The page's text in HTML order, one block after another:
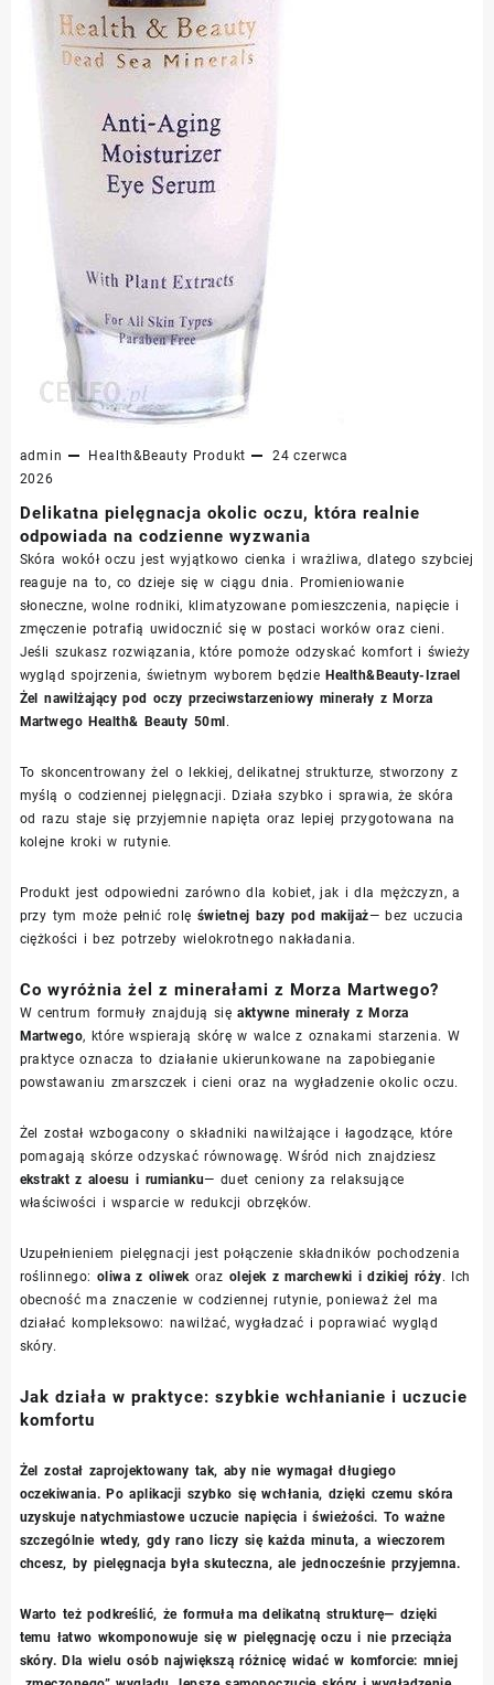
admin Health&Beauty Produkt
24 czerwca
2026
Delikatna pielęgnacja okolic oczu, która realnie
odpowiada na codzienne wyzwania
Skóra wokół oczu jest wyjątkowo cienka i wrażliwa, dlatego szybciej
reaguje na to, co dzieje się w ciągu dnia. Promieniowanie
słoneczne, wolne rodniki, klimatyzowane pomieszczenia, napięcie i
zmęczenie potrafią uwidocznić się w postaci worków oraz cieni.
Jeśli szukasz rozwiązania, które pomoże odzyskać komfort i świeży
wygląd spojrzenia, świetnym wyborem będzieHealth&Beauty-Izrael
Żel nawilżający pod oczy przeciwstarzeniowy minerały z Morza
Martwego Health& Beauty 50ml.
To skoncentrowany żel o lekkiej, delikatnej strukturze, stworzony z
myślą o codziennej pielęgnacji. Działa szybko i sprawia, że skóra
od razu staje się przyjemnie napięta oraz lepiej przygotowana na
kolejne kroki w rutynie.
Produkt jest odpowiedni zarówno dla kobiet, jak i dla mężczyzn, a
przy tym może pełnić rolę świetnej bazy pod makijaż— bez uczucia
ciężkości i bez potrzeby wielokrotnego nakładania.
Co wyróżnia żel z minerałami z Morza Martwego?
W centrum formuły znajdują sięaktywne minerały z Morza
Martwego, które wspierają skórę w walce z oznakami starzenia. W
praktyce oznacza to działanie ukierunkowane na zapobieganie
powstawaniu zmarszczek i cieni oraz na wygładzenie okolic oczu.
Żel został wzbogacony o składniki nawilżające i łagodzące, które
pomagają skórze odzyskać równowagę. Wśród nich znajdziesz
ekstrakt z aloesu i rumianku— duet ceniony za relaksujące
właściwości i wsparcie w redukcji obrzęków.
Uzupełnieniem pielęgnacji jest połączenie składników pochodzenia
roślinnego: oliwa z oliwek oraz olejek z marchewki i dzikiej róży. Ich
obecność ma znaczenie w codziennej rutynie, ponieważ żel ma
działać kompleksowo: nawilżać, wygładzać i poprawiać wygląd
skóry.
Jak działa w praktyce: szybkie wchłanianie i uczucie
komfortu
Żel został zaprojektowany tak, aby nie wymagał długiego
oczekiwania. Po aplikacji szybko się wchłania, dzięki czemu skóra
uzyskuje natychmiastowe uczucie napięcia i świeżości. To ważne
szczególnie wtedy, gdy rano liczy się każda minuta, a wieczorem
chcesz, by pielęgnacja była skuteczna, ale jednocześnie przyjemna.
Warto też podkreślić, że formuła ma delikatną strukturę— dzięki
temu łatwo wkomponowuje się w pielęgnację oczu i nie przeciąża
skóry. Dla wielu osób największą różnicę widać w komforcie: mniej